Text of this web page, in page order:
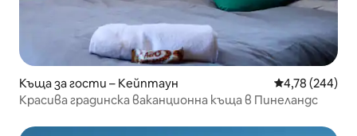
Къща за гости – Кейптаун Средна
4,78 (244)
Красива градинска ваканционна къща в Пинеландс